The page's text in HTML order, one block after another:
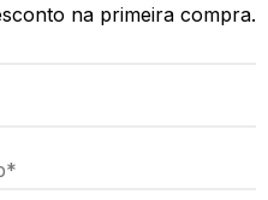
em tricot
e 100% nacional,
obra altamente
estrutura com as
na primeira compra.